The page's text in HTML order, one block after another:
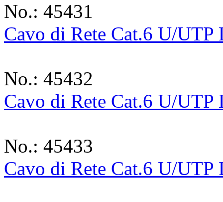
No.: 45431
Cavo di Rete Cat.6 U/UTP
No.: 45432
Cavo di Rete Cat.6 U/UTP
No.: 45433
Cavo di Rete Cat.6 U/UTP